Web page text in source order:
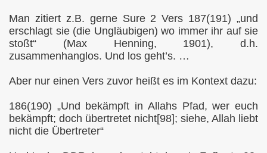
Man zitiert z.B. gerne Sure 2 Vers 187(191) „und
erschlagt sie (die Ungläubigen) wo immer ihr auf sie
stoßt“ (Max Henning, 1901), d.h.
zusammenhanglos. Und los geht’s. …
Aber nur einen Vers zuvor heißt es im Kontext dazu:
186(190) „Und bekämpft in Allahs Pfad, wer euch
bekämpft; doch übertretet nicht[98]; siehe, Allah liebt
nicht die Übertreter“